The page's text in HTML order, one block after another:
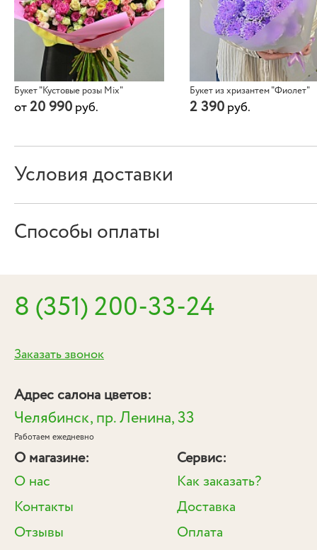
Букет "Кустовые розы Mix"
от 20 990 руб.
Букет из хризантем "Фиолет"
2 390 руб.
Условия доставки
Способы оплаты
8 (351) 200-33-24
Заказать звонок
Адрес салона цветов:
Челябинск, пр. Ленина, 33
Работаем ежедневно
О магазине:
О нас
Контакты
Отзывы
Сервис:
Как заказать?
Доставка
Оплата